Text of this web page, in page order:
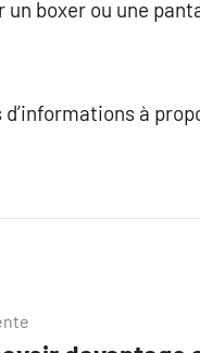
un boxer ou une
d’informations à